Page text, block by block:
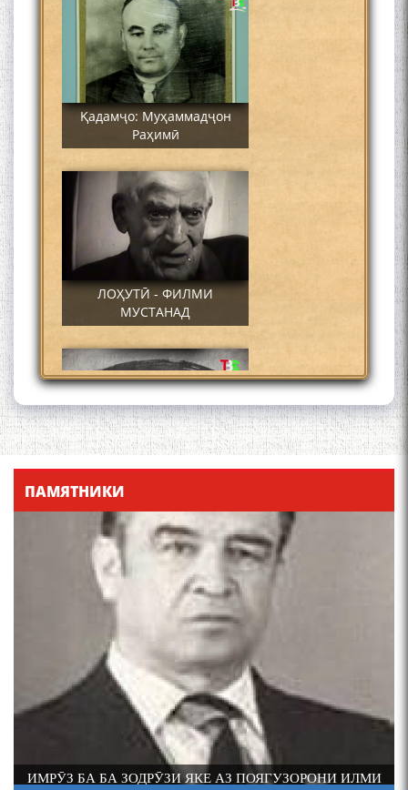
Қадамҷо: Муҳаммадҷон
Раҳимӣ
ЛОҲУТӢ - ФИЛМИ
МУСТАНАД
Қадамҷо - Лоҳутӣ
4-уми декабр- зодрӯзи
шоири абадзинда Абулқосим
Лоҳутӣ
ПАМЯТНИКИ
АБАРМАРДИ ИЛМИ ЗАБОНШИНОСИИ ТОҶИК